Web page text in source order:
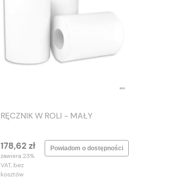
RĘCZNIK W ROLI - MAŁY
178,62 zł
zawiera 23%
VAT, bez
kosztów
Powiadom o dostępności